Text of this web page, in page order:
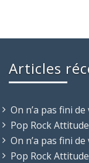
Articles
On n’a pas fini
Pop Rock
On n’a pas fini
Pop Rock